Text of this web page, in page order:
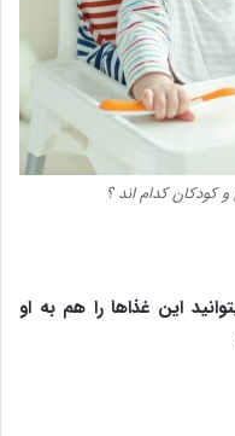
و کودکان کدام اند ؟
این غذاها را هم به او